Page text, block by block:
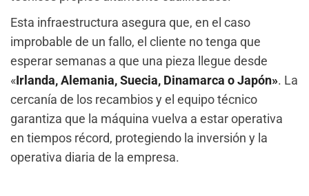
Esta infraestructura asegura que, en el caso
improbable de un fallo, el cliente no tenga que
esperar semanas a que una pieza llegue desde
«Irlanda, Alemania, Suecia, Dinamarca o Japón». La
cercanía de los recambios y el equipo técnico
garantiza que la máquina vuelva a estar operativa
en tiempos récord, protegiendo la inversión y la
operativa diaria de la empresa.